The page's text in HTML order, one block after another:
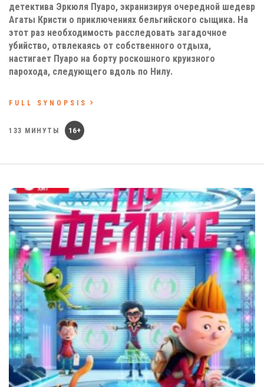
детектива Эркюля Пуаро, экранизируя очередной шедевр
Агаты Кристи о приключениях бельгийского сыщика. На
этот раз необходимость расследовать загадочное
убийство, отвлекаясь от собственного отдыха,
настигает Пуаро на борту роскошного круизного
парохода, следующего вдоль по Нилу.
FULL SYNOPSIS
133 МИНУТЫ 16+